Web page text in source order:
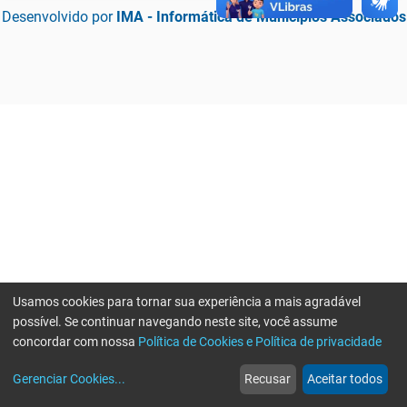
Desenvolvido por IMA - Informática de Municípios Associados
web
Notícias
more_horiz
Mais
Usamos cookies para tornar sua experiência a mais agradável
possível. Se continuar navegando neste site, você assume
concordar com nossa Política de Cookies e Política de privacidade
Gerenciar Cookies... Recusar Aceitar todos
Erro ao enviar informações, por favor tente novamente